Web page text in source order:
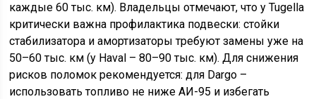
каждые 60 тыс. км). Владельцы отмечают, что у Tugella
критически важна профилактика подвески: стойки
стабилизатора и амортизаторы требуют замены уже на
50–60 тыс. км (у Haval – 80–90 тыс. км). Для снижения
рисков поломок рекомендуется: для Dargo –
использовать топливо не ниже АИ-95 и избегать